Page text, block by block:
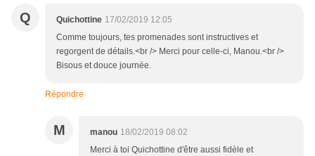
Q Quichottine 17/02/2019 12:05
Comme toujours, tes promenades sont instructives et
regorgent de détails.<br /> Merci pour celle-ci, Manou.<br />
Bisous et douce journée.
Répondre
M manou 18/02/2019 08:02
Merci à toi Quichottine d'être aussi fidèle et